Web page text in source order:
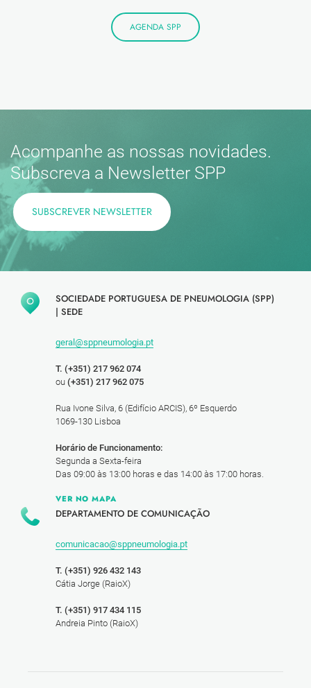
AGENDA SPP
Acompanhe as nossas novidades.
Subscreva a Newsletter SPP
SUBSCREVER NEWSLETTER
SOCIEDADE PORTUGUESA DE PNEUMOLOGIA (SPP)
| SEDE
geral@sppneumologia.pt
T. (+351) 217 962 074
ou (+351) 217 962 075
Rua Ivone Silva, 6 (Edifício ARCIS), 6º Esquerdo
1069-130 Lisboa
Horário de Funcionamento:
Segunda a Sexta-feira
Das 09:00 às 13:00 horas e das 14:00 às 17:00 horas.
VER NO MAPA
DEPARTAMENTO DE COMUNICAÇÃO
comunicacao@sppneumologia.pt
T. (+351) 926 432 143
Cátia Jorge (RaioX)
T. (+351) 917 434 115
Andreia Pinto (RaioX)